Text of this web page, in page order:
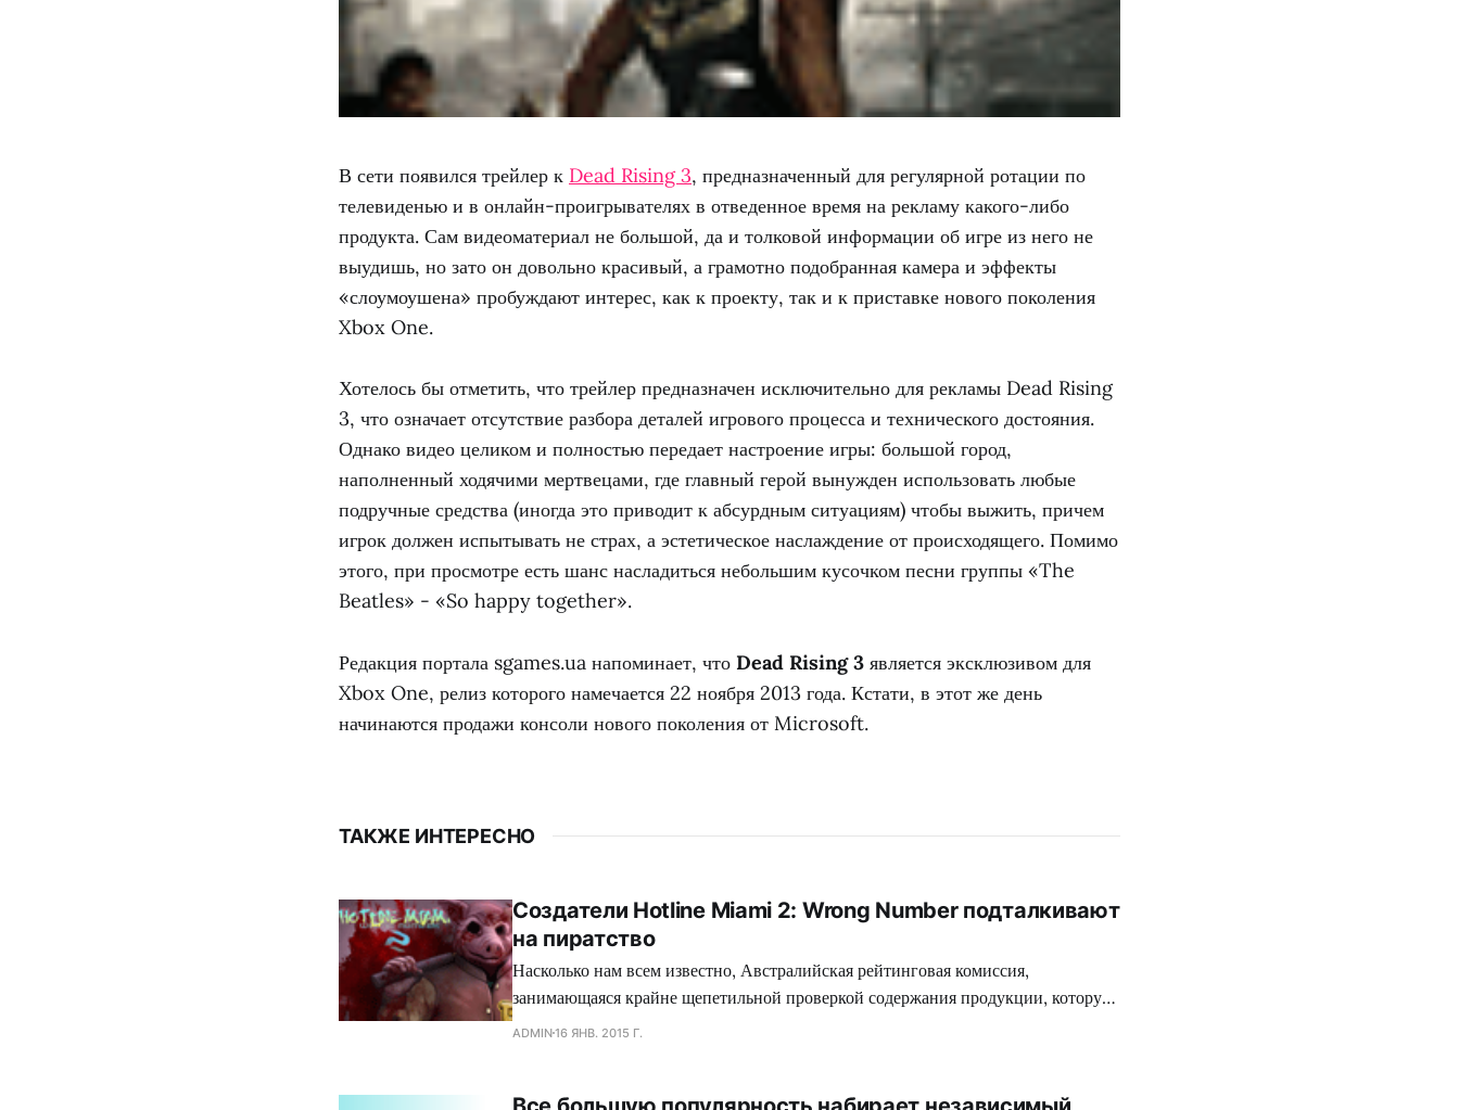
В сети появился трейлер к Dead Rising 3, предназначенный для регулярной ротации по
телевиденью и в онлайн-проигрывателях в отведенное время на рекламу какого-либо
продукта. Сам видеоматериал не большой, да и толковой информации об игре из него не
выудишь, но зато он довольно красивый, а грамотно подобранная камера и эффекты
«слоумоушена» пробуждают интерес, как к проекту, так и к приставке нового поколения
Xbox One.
Хотелось бы отметить, что трейлер предназначен исключительно для рекламы Dead Rising
3, что означает отсутствие разбора деталей игрового процесса и технического достояния.
Однако видео целиком и полностью передает настроение игры: большой город,
наполненный ходячими мертвецами, где главный герой вынужден использовать любые
подручные средства (иногда это приводит к абсурдным ситуациям) чтобы выжить, причем
игрок должен испытывать не страх, а эстетическое наслаждение от происходящего. Помимо
этого, при просмотре есть шанс насладиться небольшим кусочком песни группы «The
Beatles» - «So happy together».
Редакция портала sgames.ua напоминает, что Dead Rising 3 является эксклюзивом для
Xbox One, релиз которого намечается 22 ноября 2013 года. Кстати, в этот же день
начинаются продажи консоли нового поколения от Microsoft.
ТАКЖЕ ИНТЕРЕСНО
Создатели Hotline Miami 2: Wrong Number подталкивают
на пиратство
Насколько нам всем известно, Австралийская рейтинговая комиссия,
занимающаяся крайне щепетильной проверкой содержания продукции, которую
производит современная игровая индустрия, подвергает жесткой цензуре
зеленного континента. Так сказать, под нож могло попасть свежее творение
ADMIN16 ЯНВ. 2015 Г.